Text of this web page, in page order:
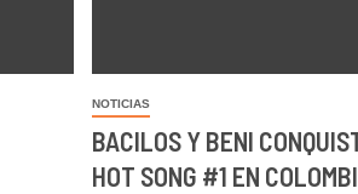
NOTICIAS
BACILOS Y BENI
HOT SONG #1 EN